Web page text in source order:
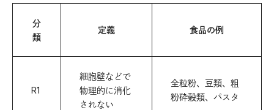
分
類
定義 食品の例
R1
細胞壁などで
物理的に消化
されない
全粒粉、豆類、粗
粉砕穀類、パスタ